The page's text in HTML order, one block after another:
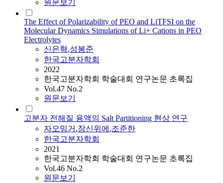
원문보기
The Effect of Polarizability of PEO and LiTFSI on the
Molecular Dynamics Simulations of Li+ Cations in PEO
Electrolytes
신은혁,성봉준
한국고분자학회
2022
한국고분자학회 학술대회 연구논문 초록집
Vol.47 No.2
원문보기
고분자 전해질 용액의 Salt Partitioning 현상 연구
자오밍거 ,장신위에 ,조준한
한국고분자학회
2021
한국고분자학회 학술대회 연구논문 초록집
Vol.46 No.2
원문보기